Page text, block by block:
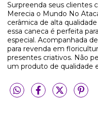
Surpreenda seus clientes
Merecia o Mundo No
cerâmica de alta
essa caneca é perfeita
especial. Acompanhada
para revenda em
presentes criativos. Não
um produto de qualidade